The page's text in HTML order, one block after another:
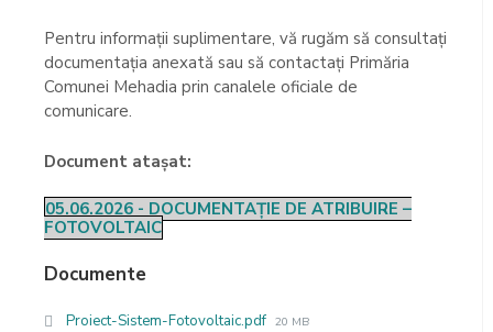
Pentru informații suplimentare, vă rugăm să consultați
documentația anexată sau să contactați Primăria
Comunei Mehadia prin canalele oficiale de
comunicare.
Document atașat:
05.06.2026 - DOCUMENTAȚIE DE ATRIBUIRE –
FOTOVOLTAIC
Documente
Proiect-Sistem-Fotovoltaic.pdf File
20 MB